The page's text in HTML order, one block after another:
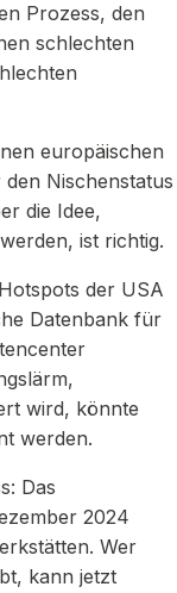
Prozess, den
schlechten
europäischen
Nischenstatus
die Idee,
ist richtig.
der USA
Datenbank für
wird, könnte
werden.
Das
2024
Wer
kann jetzt